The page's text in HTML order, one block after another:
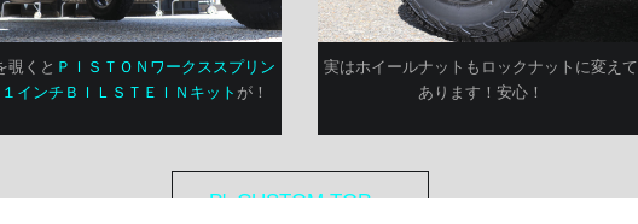
覗くと ＰＩＳＴＯＮワークススプリン
インチＢＩＬＳＴＥＩＮキット が！
実はホイールナットもロックナットに変えて
あります！安心！
P'zCUSTOM TOPへ